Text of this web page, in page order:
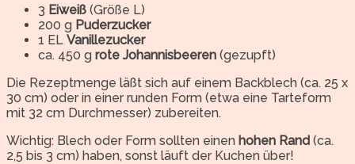
3 Eiweiß (Größe L)
200 g Puderzucker
1 EL Vanillezucker
ca. 450 g rote Johannisbeeren (gezupft)
Die Rezeptmenge läßt sich auf einem Backblech (ca. 25 x
30 cm) oder in einer runden Form (etwa eine Tarteform
mit 32 cm Durchmesser) zubereiten.
Wichtig: Blech oder Form sollten einen hohen Rand (ca.
2,5 bis 3 cm) haben, sonst läuft der Kuchen über!